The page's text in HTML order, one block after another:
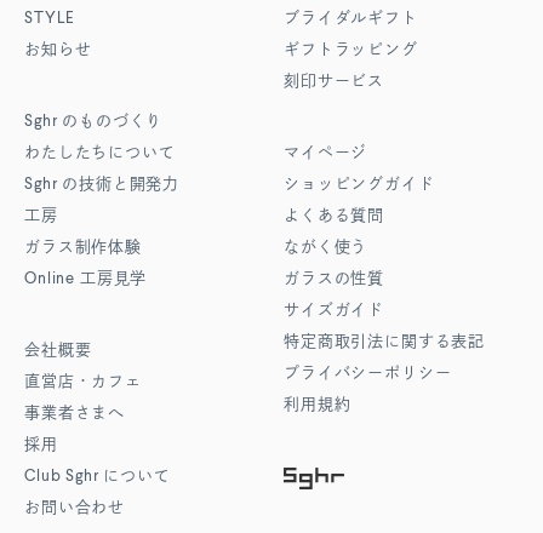
STYLE
お知らせ
Sghr のものづくり
わたしたちについて
Sghr の技術と開発力
工房
ガラス制作体験
Online 工房見学
会社概要
直営店・カフェ
事業者さまへ
採用
Club Sghr について
お問い合わせ
ブライダルギフト
ギフトラッピング
刻印サービス
マイページ
ショッピングガイド
よくある質問
ながく使う
ガラスの性質
サイズガイド
特定商取引法に関する表記
プライバシーポリシー
利用規約